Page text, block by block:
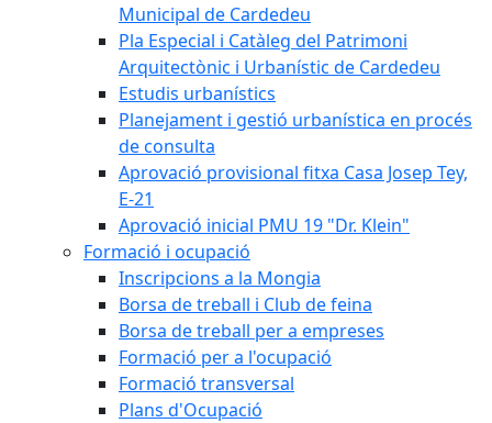
Municipal de Cardedeu
Pla Especial i Catàleg del Patrimoni
Arquitectònic i Urbanístic de Cardedeu
Estudis urbanístics
Planejament i gestió urbanística en procés
de consulta
Aprovació provisional fitxa Casa Josep Tey,
E-21
Aprovació inicial PMU 19 "Dr. Klein"
Formació i ocupació
Inscripcions a la Mongia
Borsa de treball i Club de feina
Borsa de treball per a empreses
Formació per a l'ocupació
Formació transversal
Plans d'Ocupació